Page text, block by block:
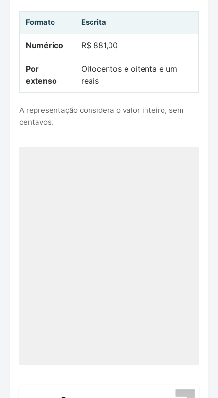
Formato Escrita
Numérico R$ 881,00
Por
extenso
Oitocentos e oitenta e um
reais
A representação considera o valor inteiro, sem
centavos.